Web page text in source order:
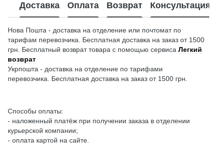
Доставка Оплата Возврат Консультация
Нова Пошта - доставка на отделение или почтомат по
тарифам перевозчика. Бесплатная доставка на заказ от 1500
грн. Бесплатный возврат товара с помощью сервиса Легкий
возврат
Укрпошта - доставка на отделение по тарифами
перевозчика. Бесплатная доставка на заказ от 1500 грн.
Способы оплаты:
- наложенный платёж при получении заказа в отделении
курьерской компании;
- оплата картой на сайте.